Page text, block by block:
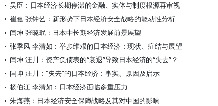
吴臣：日本经济长期停滞的金融、实体与制度根源再审视
崔健 张钟艺：新形势下日本经济安全战略的能动性分析
闫坤 张晓珉：日本中长期经济发展前景展望
张季风 李清如：举步维艰的日本经济：现状、症结与展望
闫坤 汪川：资产负债表的“衰退”导致日本经济的“失去”？
闫坤 汪川：“失去”的日本经济：事实、原因及启示
杨伯江 李清如：日本经济面临多重压力
朱海燕：日本经济安全保障战略及其对中国的影响